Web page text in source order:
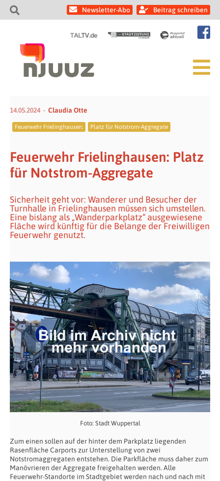
Newsletter-Abo Beitrag schreiben
14.05.2024 Claudia Otte
Feuerwehr Frielinghausen: Platz für Notstrom-Aggregate
Feuerwehr Frielinghausen: Platz
für Notstrom-Aggregate
Sicherheit geht vor: Wanderer und Besucher der
Turnhalle in Frielinghausen müssen sich umstellen.
Eine bislang als „Wanderparkplatz“ ausgewiesene
Fläche wird künftig für die Belange der Freiwilligen
Feuerwehr genutzt.
Foto: Stadt Wuppertal
Zum einen sollen auf der hinter dem Parkplatz liegenden
Rasenfläche Carports zur Unterstellung von zwei
Notstromaggregaten entstehen. Die Parkfläche muss daher zum
Manövrieren der Aggregate freigehalten werden. Alle
Feuerwehr-Standorte im Stadtgebiet werden nach und nach mit